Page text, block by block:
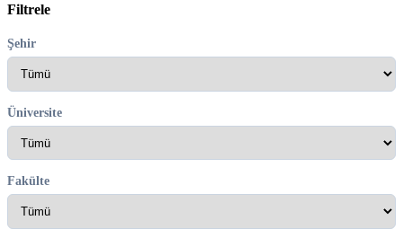
Filtrele
Şehir
Üniversite
Fakülte